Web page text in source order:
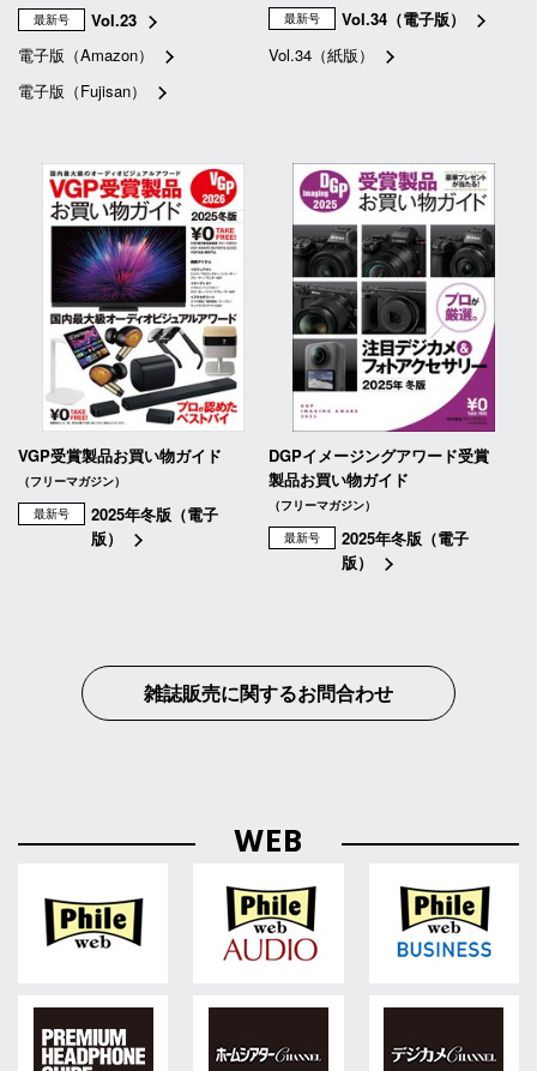
最新号
Vol.23
電子版（Amazon）
電子版（Fujisan）
最新号
Vol.34（電子版）
Vol.34（紙版）
VGP受賞製品お買い物ガイド
（フリーマガジン）
最新号
2025年冬版（電子
版）
DGPイメージングアワード受賞
製品お買い物ガイド
（フリーマガジン）
最新号
2025年冬版（電子
版）
雑誌販売に関するお問合わせ
WEB